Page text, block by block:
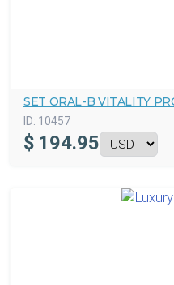
SET ORAL-B VITALITY
ID: 10457
$ 194.95